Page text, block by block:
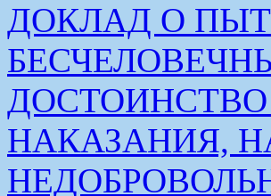
ДОКЛАД О
НАКАЗАНИЯ,